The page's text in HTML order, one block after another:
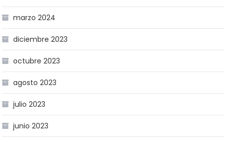
marzo 2024
diciembre 2023
octubre 2023
agosto 2023
julio 2023
junio 2023